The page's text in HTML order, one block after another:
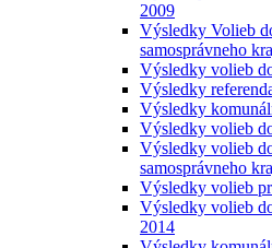
2009
Výsledky Volieb
samosprávneho
Výsledky volieb
Výsledky
Výsledky
Výsledky volieb
Výsledky volieb
samosprávneho
Výsledky volieb
Výsledky volieb
2014